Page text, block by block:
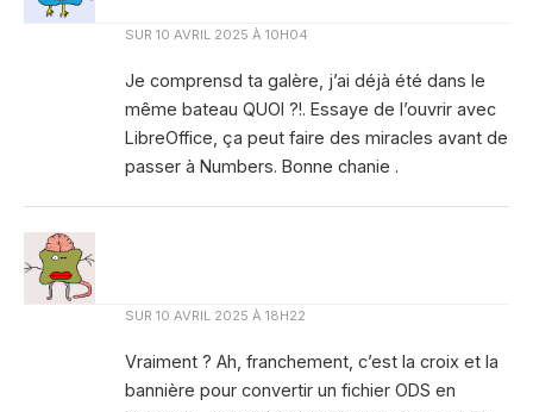
SUR 10 AVRIL 2025 À 10H04
Je comprensd ta galère, j’ai déjà été dans le
même bateau QUOI ?!. Essaye de l’ouvrir avec
LibreOffice, ça peut faire des miracles avant de
passer à Numbers. Bonne chanie .
SUR 10 AVRIL 2025 À 18H22
Vraiment ? Ah, franchement, c’est la croix et la
bannière pour convertir un fichier ODS en